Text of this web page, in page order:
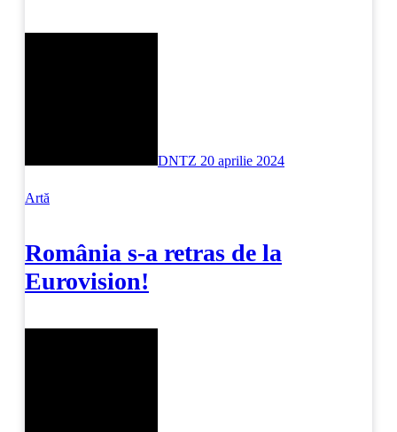
DNTZ 20 aprilie 2024
Artă
România s-a retras de la
Eurovision!